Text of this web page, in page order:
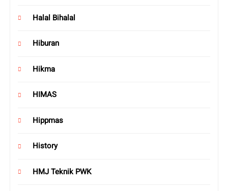
Halal Bihalal
Hiburan
Hikma
HIMAS
Hippmas
History
HMJ Teknik PWK